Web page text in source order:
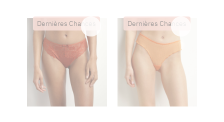
Dernières Chances Dernières Chances